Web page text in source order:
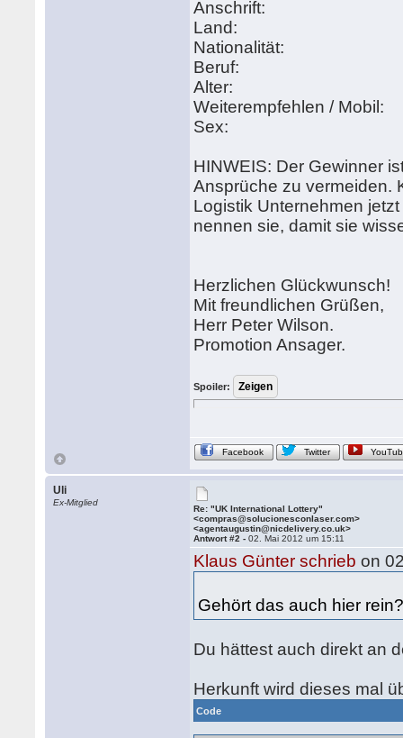
Anschrift:
Land:
Nationalität:
Beruf:
Alter:
Weiterempfehlen / Mobil:
Sex:
HINWEIS: Der Gewinner
Ansprüche zu vermeiden.
Logistik Unternehmen
nennen sie, damit sie
Herzlichen Glückwunsch!
Mit freundlichen Grüßen,
Herr Peter Wilson.
Promotion Ansager.
Spoiler:
Facebook Twitter
Uli
Ex-Mitglied
Re: "UK International Lottery"
<compras@solucionesconlaser.com>
<agentaugustin@nicdelivery.co.uk>
Antwort #2 -02. Mai 2012 um 15:11
Klaus Günter schrieb on
Gehört das auch hier
Du hättest auch direkt an
Herkunft wird dieses mal
Code